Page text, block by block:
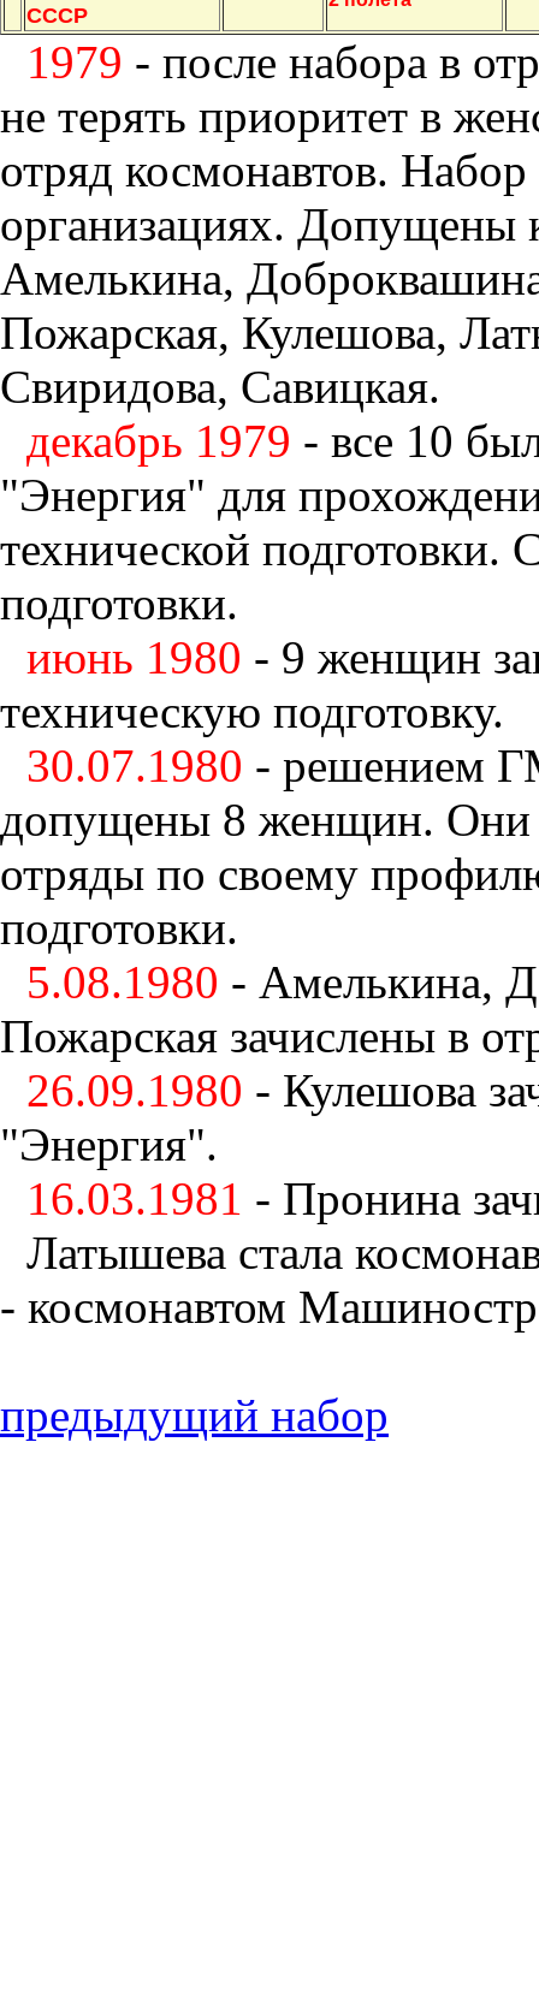
СССР
1979 - после набора в
не терять приоритет в
отряд космонавтов.
организациях. Допущены
Амелькина,
Пожарская, Кулешова,
Свиридова, Савицкая.
декабрь 1979 - все 10
"Энергия" для
технической подготовки.
подготовки.
июнь 1980 - 9 женщин
техническую подготовку.
30.07.1980 - решением
допущены 8 женщин. Они
отряды по своему
подготовки.
5.08.1980 - Амелькина,
Пожарская зачислены в
26.09.1980 - Кулешова
"Энергия".
16.03.1981 - Пронина
Латышева стала
- космонавтом
предыдущий набор